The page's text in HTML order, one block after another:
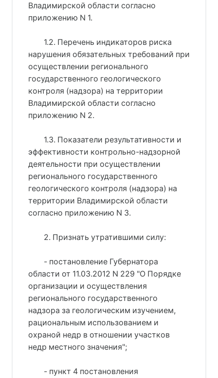
Владимирской области согласно
приложению N 1.
1.2. Перечень индикаторов риска
нарушения обязательных требований при
осуществлении регионального
государственного геологического
контроля (надзора) на территории
Владимирской области согласно
приложению N 2.
1.3. Показатели результативности и
эффективности контрольно-надзорной
деятельности при осуществлении
регионального государственного
геологического контроля (надзора) на
территории Владимирской области
согласно приложению N 3.
2. Признать утратившими силу:
- постановление Губернатора
области от 11.03.2012 N 229 "О Порядке
организации и осуществления
регионального государственного
надзора за геологическим изучением,
рациональным использованием и
охраной недр в отношении участков
недр местного значения";
- пункт 4 постановления